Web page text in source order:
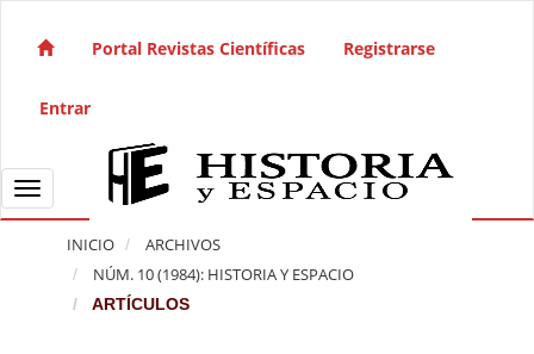
Navegación principal
Barra lateral
Portal Revistas Científicas Registrarse
Entrar
Toggle navigation
INICIO
ARCHIVOS
NÚM. 10 (1984): HISTORIA Y ESPACIO
ARTÍCULOS